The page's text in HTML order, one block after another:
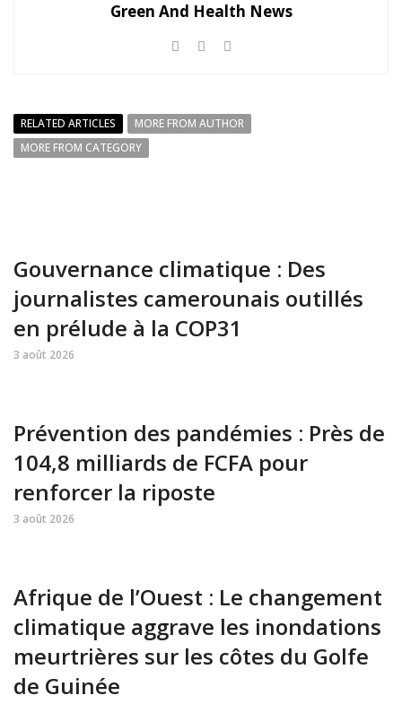
Green And Health News
RELATED ARTICLES
MORE FROM AUTHOR
MORE FROM CATEGORY
Gouvernance climatique : Des
journalistes camerounais outillés
en prélude à la COP31
3 août 2026
Prévention des pandémies : Près de
104,8 milliards de FCFA pour
renforcer la riposte
3 août 2026
Afrique de l’Ouest : Le changement
climatique aggrave les inondations
meurtrières sur les côtes du Golfe
de Guinée